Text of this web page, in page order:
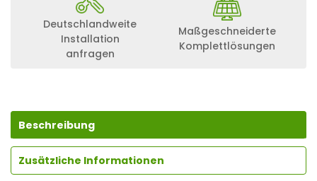
Deutschlandweite
Installation
anfragen
Maßgeschneiderte
Komplettlösungen
Beschreibung
Zusätzliche Informationen